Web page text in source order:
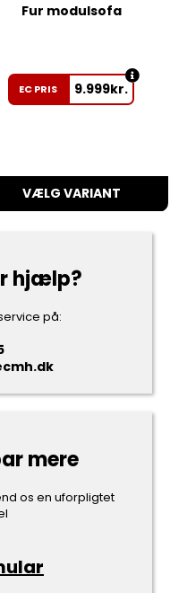
Fur modulsofa
EC PRIS 9.999kr.
VÆLG VARIANT
hjælp?
på:
mere
os en uforpligtet